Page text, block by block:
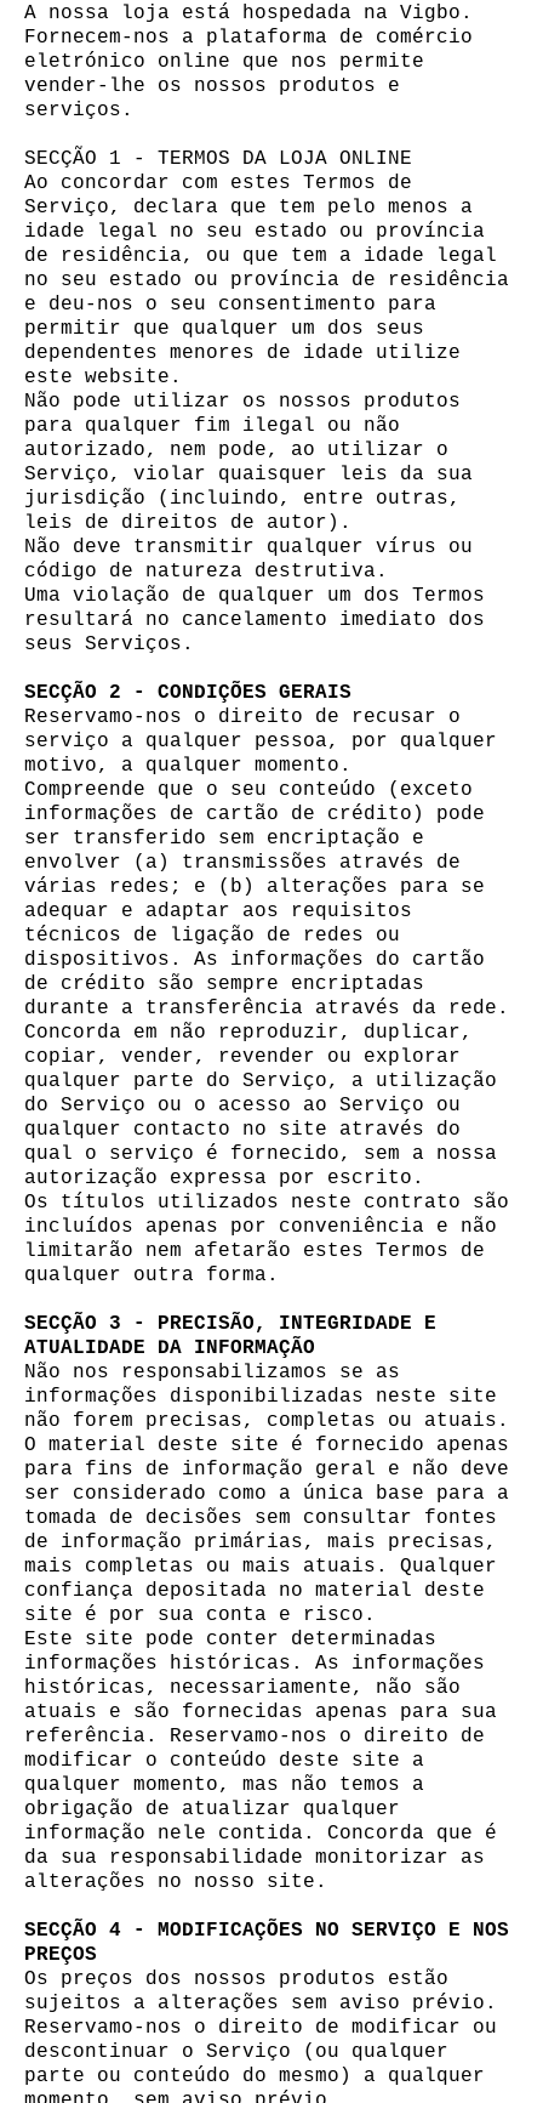
A nossa loja está hospedada na Vigbo.
Fornecem-nos a plataforma de comércio
eletrónico online que nos permite
vender-lhe os nossos produtos e
serviços.
SECÇÃO 1 - TERMOS DA LOJA ONLINE
Ao concordar com estes Termos de
Serviço, declara que tem pelo menos a
idade legal no seu estado ou província
de residência, ou que tem a idade legal
no seu estado ou província de residência
e deu-nos o seu consentimento para
permitir que qualquer um dos seus
dependentes menores de idade utilize
este website.
Não pode utilizar os nossos produtos
para qualquer fim ilegal ou não
autorizado, nem pode, ao utilizar o
Serviço, violar quaisquer leis da sua
jurisdição (incluindo, entre outras,
leis de direitos de autor).
Não deve transmitir qualquer vírus ou
código de natureza destrutiva.
Uma violação de qualquer um dos Termos
resultará no cancelamento imediato dos
seus Serviços.
SECÇÃO 2 - CONDIÇÕES GERAIS
Reservamo-nos o direito de recusar o
serviço a qualquer pessoa, por qualquer
motivo, a qualquer momento.
Compreende que o seu conteúdo (exceto
informações de cartão de crédito) pode
ser transferido sem encriptação e
envolver (a) transmissões através de
várias redes; e (b) alterações para se
adequar e adaptar aos requisitos
técnicos de ligação de redes ou
dispositivos. As informações do cartão
de crédito são sempre encriptadas
durante a transferência através da rede.
Concorda em não reproduzir, duplicar,
copiar, vender, revender ou explorar
qualquer parte do Serviço, a utilização
do Serviço ou o acesso ao Serviço ou
qualquer contacto no site através do
qual o serviço é fornecido, sem a nossa
autorização expressa por escrito.
Os títulos utilizados neste contrato são
incluídos apenas por conveniência e não
limitarão nem afetarão estes Termos de
qualquer outra forma.
SECÇÃO 3 - PRECISÃO, INTEGRIDADE E
ATUALIDADE DA INFORMAÇÃO
Não nos responsabilizamos se as
informações disponibilizadas neste site
não forem precisas, completas ou atuais.
O material deste site é fornecido apenas
para fins de informação geral e não deve
ser considerado como a única base para a
tomada de decisões sem consultar fontes
de informação primárias, mais precisas,
mais completas ou mais atuais. Qualquer
confiança depositada no material deste
site é por sua conta e risco.
Este site pode conter determinadas
informações históricas. As informações
históricas, necessariamente, não são
atuais e são fornecidas apenas para sua
referência. Reservamo-nos o direito de
modificar o conteúdo deste site a
qualquer momento, mas não temos a
obrigação de atualizar qualquer
informação nele contida. Concorda que é
da sua responsabilidade monitorizar as
alterações no nosso site.
SECÇÃO 4 - MODIFICAÇÕES NO SERVIÇO E NOS
PREÇOS
Os preços dos nossos produtos estão
sujeitos a alterações sem aviso prévio.
Reservamo-nos o direito de modificar ou
descontinuar o Serviço (ou qualquer
parte ou conteúdo do mesmo) a qualquer